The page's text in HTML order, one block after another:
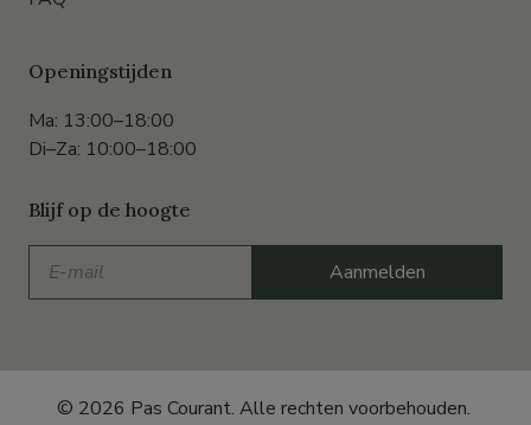
Openingstijden
Ma: 13:00–18:00
Di–Za: 10:00–18:00
Blijf op de hoogte
mail
Aanmelden
© 2026 Pas Courant. Alle rechten voorbehouden.